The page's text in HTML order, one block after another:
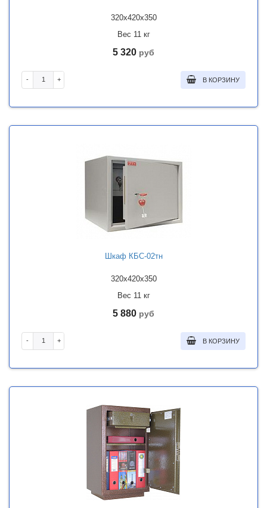
320x420x350
Вес 11 кг
5 320 руб
- + В КОРЗИНУ
Шкаф КБС-02тн
320x420x350
Вес 11 кг
5 880 руб
- + В КОРЗИНУ